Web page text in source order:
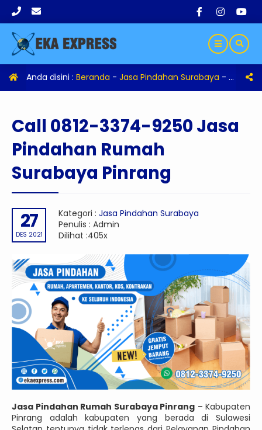
Anda disini : Beranda - Jasa Pindahan Surabaya - Call
Call 0812-3374-9250 Jasa
Pindahan Rumah
Surabaya Pinrang
27
DES 2021
Kategori : Jasa Pindahan Surabaya
Penulis : Admin
Dilihat :405x
Jasa Pindahan Rumah Surabaya Pinrang – Kabupaten
Pinrang adalah kabupaten yang berada di Sulawesi